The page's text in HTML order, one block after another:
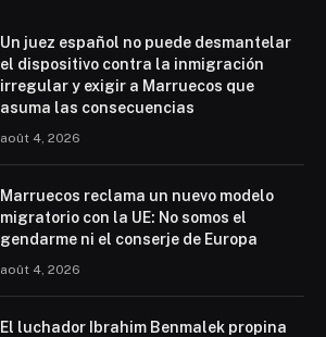
Un juez español no puede desmantelar
el dispositivo contra la inmigración
irregular y exigir a Marruecos que
asuma las consecuencias
août 4, 2026
Marruecos reclama un nuevo modelo
migratorio con la UE: No somos el
gendarme ni el conserje de Europa
août 4, 2026
El luchador Ibrahim Benmalek propina